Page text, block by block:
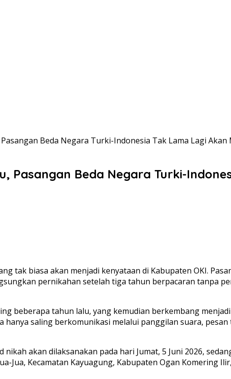
Beda Negara Turki-Indonesia Tak Lama Lagi Akan
Pasangan Beda Negara Turki-
tak biasa akan menjadi kenyataan di Kabupaten OKI.
pernikahan setelah tiga tahun berpacaran tanpa
beberapa tahun lalu, yang kemudian berkembang
hanya saling berkomunikasi melalui panggilan suara,
akan dilaksanakan pada hari Jumat, 5 Juni 2026,
Jua, Kecamatan Kayuagung, Kabupaten Ogan Komering